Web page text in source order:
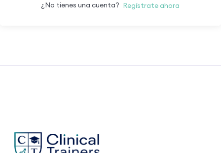
¿No tienes una cuenta? Regístrate ahora